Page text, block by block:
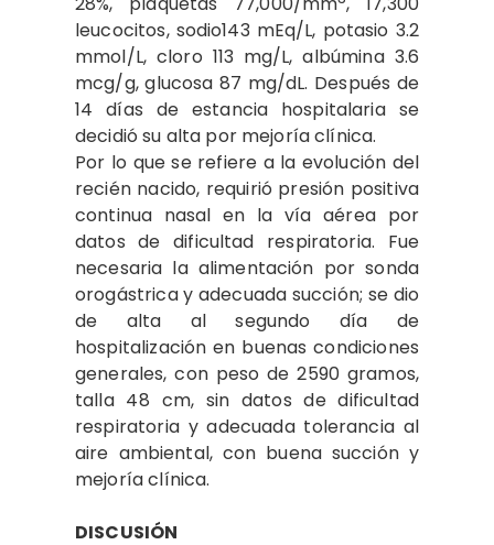
leucocitos, sodio143 mEq/L, potasio 3.2
mmol/L, cloro 113 mg/L, albúmina 3.6
mcg/g, glucosa 87 mg/dL. Después de
14 días de estancia hospitalaria se
decidió su alta por mejoría clínica.
Por lo que se refiere a la evolución del
recién nacido, requirió presión positiva
continua nasal en la vía aérea por
datos de dificultad respiratoria. Fue
necesaria la alimentación por sonda
orogástrica y adecuada succión; se dio
de alta al segundo día de
hospitalización en buenas condiciones
generales, con peso de 2590 gramos,
talla 48 cm, sin datos de dificultad
respiratoria y adecuada tolerancia al
aire ambiental, con buena succión y
mejoría clínica.
DISCUSIÓN